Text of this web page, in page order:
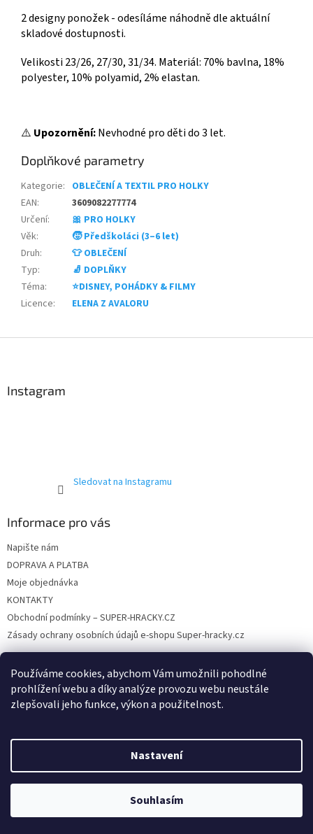
Používáme cookies, abychom Vám umožnili pohodlné
prohlížení webu a díky analýze provozu webu neustále
zlepšovali jeho funkce, výkon a použitelnost.
Nastavení
Souhlasím
2 designy ponožek - odesíláme náhodně dle aktuální
skladové dostupnosti.
Velikosti 23/26, 27/30, 31/34. Materiál: 70% bavlna, 18%
polyester, 10% polyamid, 2% elastan.
⚠️ Upozornění:Nevhodné pro děti do 3 let.
Doplňkové parametry
Kategorie: OBLEČENÍ A TEXTIL PRO HOLKY
EAN:
3609082277774
Určení:
🎀 PRO HOLKY
Věk:
🧒 Předškoláci (3–6 let)
Druh:
👕 OBLEČENÍ
Typ:
🧦 DOPLŇKY
Téma:
⭐DISNEY, POHÁDKY & FILMY
Licence: ELENA Z AVALORU
Instagram
Sledovat na Instagramu
Informace pro vás
Napište nám
DOPRAVA A PLATBA
Moje objednávka
KONTAKTY
Obchodní podmínky – SUPER-HRACKY.CZ
Zásady ochrany osobních údajů e-shopu Super-hracky.cz
Instagram
Vytvořil Shoptet
SUPER-HRACKY.CZ. Všechna práva vyhrazena.